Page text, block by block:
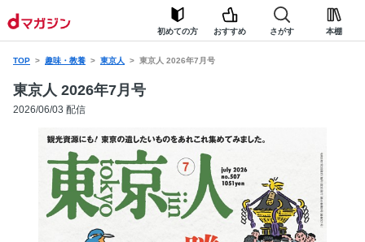
初めての方 おすすめ さがす 本棚
TOP 趣味・教養 東京人 東京人 2026年7月号
東京人 2026年7月号
2026/06/03 配信